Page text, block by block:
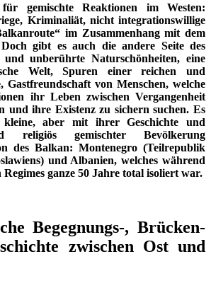
gemischte Reaktionen im Westen:
Kriminaliät, nicht integrationswillige
im Zusammenhang mit dem
gibt es auch die andere Seite des
und unberührte Naturschönheiten, eine
Welt, Spuren einer reichen und
Gastfreundschaft von Menschen, welche
ihr Leben zwischen Vergangenheit
und ihre Existenz zu sichern suchen. Es
aber mit ihrer Geschichte und
religiös gemischter Bevölkerung
des Balkan: Montenegro (Teilrepublik
und Albanien, welches während
Regimes ganze 50 Jahre total isoliert war.
Begegnungs-, Brücken-
zwischen Ost und